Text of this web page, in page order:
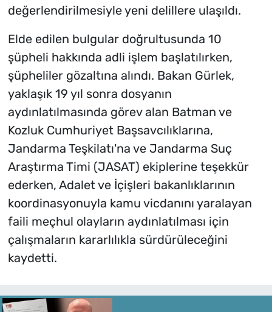
değerlendirilmesiyle yeni delillere ulaşıldı.
Elde edilen bulgular doğrultusunda 10
şüpheli hakkında adli işlem başlatılırken,
şüpheliler gözaltına alındı. Bakan Gürlek,
yaklaşık 19 yıl sonra dosyanın
aydınlatılmasında görev alan Batman ve
Kozluk Cumhuriyet Başsavcılıklarına,
Jandarma Teşkilatı'na ve Jandarma Suç
Araştırma Timi (JASAT) ekiplerine teşekkür
ederken, Adalet ve İçişleri bakanlıklarının
koordinasyonuyla kamu vicdanını yaralayan
faili meçhul olayların aydınlatılması için
çalışmaların kararlılıkla sürdürüleceğini
kaydetti.